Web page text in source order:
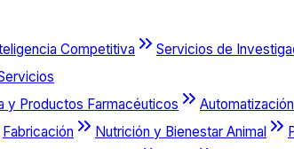
Competitiva Servicios de
y Productos Farmacéuticos
Fabricación Nutrición y Bienestar Animal